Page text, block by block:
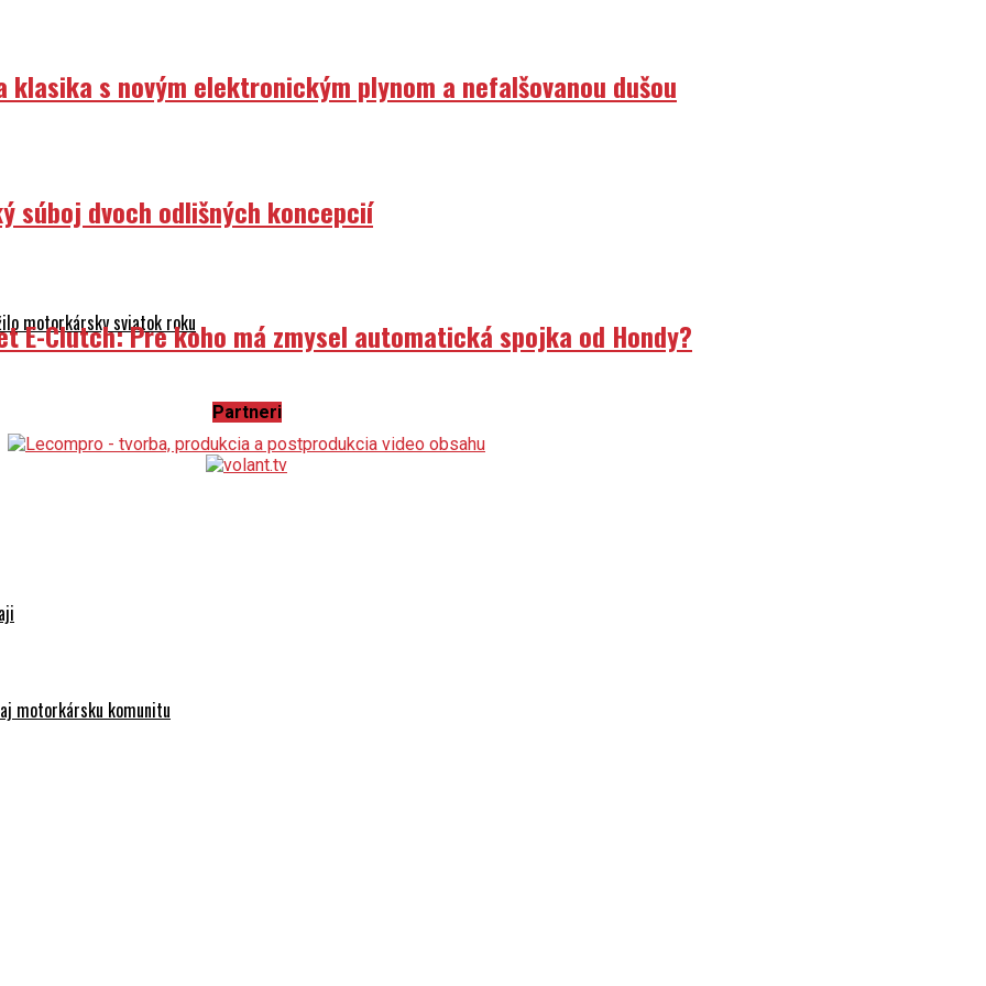
motorkársky sviatok roku
a legendárna Experience Tour
motorkársku komunitu
klasika s novým elektronickým plynom a nefalšovanou dušou
súboj dvoch odlišných koncepcií
E-Clutch: Pre koho má zmysel automatická spojka od Hondy?
Partneri